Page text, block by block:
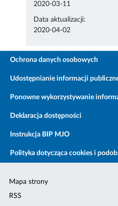
2020-03-11
Data aktualizacji:
2020-04-02
Ochrona danych osobowych
Udostępnianie informacji
Ponowne wykorzystywanie
Deklaracja dostępności
Instrukcja BIP MJO
Polityka dotycząca cookies i
Mapa strony
RSS